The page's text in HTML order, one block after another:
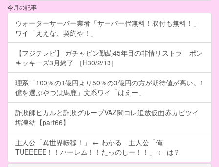
今月の記事
ウォーターサーバー業者「サーバー代無料！取付も無料！」
ワイ「ええな、契約や！」
【フジテレビ】 ガチャピン勤続45年目の非情リストラ ポン
キッキーズ3月終了 ［H30/2/13］
理系「100％の1億円より50％の3億円の方が期待値が高い。1
億を選ぶやつは馬鹿」文系ワイ「はえー」
詐欺師ヒカルと詐欺グループVAZ関コレ追放仮面赤カビツイ
垢凍結【part66】
主人公「異世界転移！」 ← わかる 主人公「俺
TUEEEEE！！ハーレム！！たっのしー！！」 ← は？